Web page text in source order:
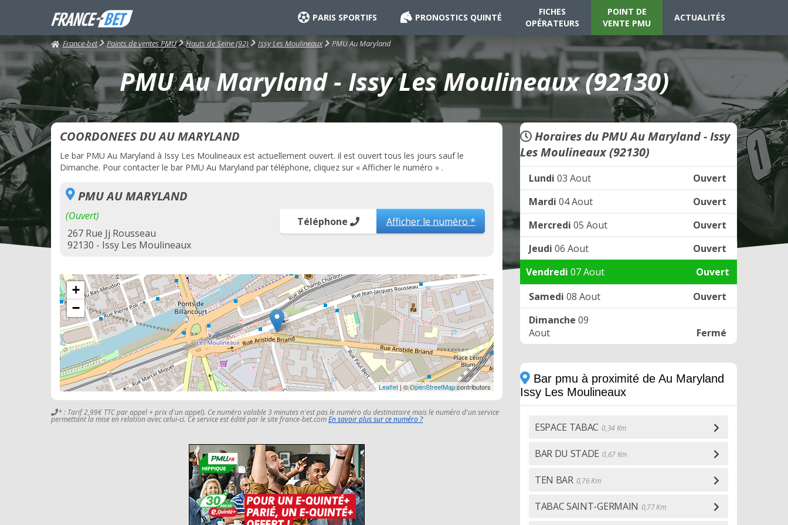
PARIS SPORTIFS PRONOSTICS QUINTÉ
FICHES
OPÉRATEURS
POINT DE
VENTE PMU
ACTUALITÉS
France-bet Points de ventes PMU Hauts de Seine (92) Issy Les Moulineaux PMU Au Maryland
PMU Au Maryland - Issy Les Moulineaux (92130)
COORDONEES DU AU MARYLAND
Le bar PMU Au Maryland à Issy Les Moulineaux est actuellement ouvert. il est ouvert tous les jours sauf le
Dimanche. Pour contacter le bar PMU Au Maryland par téléphone, cliquez sur « Afficher le numéro » .
PMU AU MARYLAND
(Ouvert)
267 Rue Jj Rousseau
92130 - Issy Les Moulineaux
Téléphone Afficher le numéro *
+
−
Leaflet | ©OpenStreetMapcontributors
* : Tarif 2,99€ TTC par appel + prix d'un appel). Ce numéro valable 3 minutes n'est pas le numéro du destinataire mais le numéro d'un service
permettant la mise en relation avec celui-ci. Ce service est édité par le site france-bet.comEn savoir plus sur ce numéro ?
Horaires du PMU Au Maryland - Issy
Les Moulineaux (92130)
Lundi 03 Aout
Ouvert
Mardi 04 Aout
Ouvert
Mercredi 05 Aout
Ouvert
Jeudi 06 Aout
Ouvert
Vendredi 07 Aout
Ouvert
Samedi 08 Aout
Ouvert
Dimanche 09
Aout
Fermé
Bar pmu à proximité de Au Maryland
Issy Les Moulineaux
ESPACE TABAC 0,34 Km
BAR DU STADE 0,67 Km
TEN BAR 0,76 Km
TABAC SAINT-GERMAIN 0,77 Km